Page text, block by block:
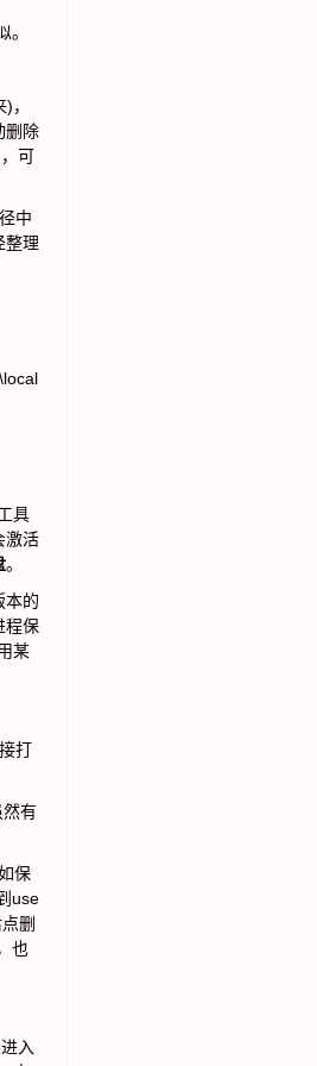
，
删除
可
中
整理
具
激活
。
本的
程保
某
打
有
保
use
删
也
入